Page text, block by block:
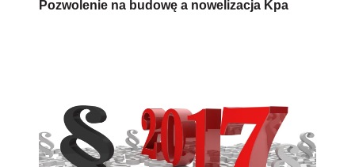
Pozwolenie na budowę a nowelizacja Kpa